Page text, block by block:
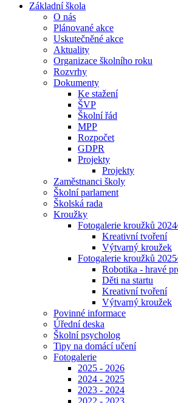
Základní škola
O nás
Plánované akce
Uskutečněné akce
Aktuality
Organizace školního roku
Rozvrhy
Dokumenty
Ke stažení
ŠVP
Školní řád
MPP
Rozpočet
GDPR
Projekty
Projekty
Zaměstnanci školy
Školní parlament
Školská rada
Kroužky
Fotogalerie kroužků
Kreativní tvoření
Výtvarný kroužek
Fotogalerie kroužků
Robotika - hravé
Děti na startu
Kreativní tvoření
Výtvarný kroužek
Povinné informace
Úřední deska
Školní psycholog
Tipy na domácí učení
Fotogalerie
2025 - 2026
2024 - 2025
2023 - 2024
2022 - 2023